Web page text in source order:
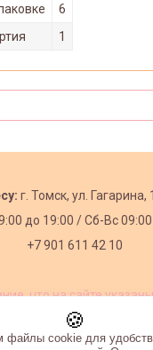
6
1
г. Томск, ул. Гагарина,
до 19:00 /Сб-Вс
+7 901 611 42 10
что на сайте
🍪
файлы cookie для